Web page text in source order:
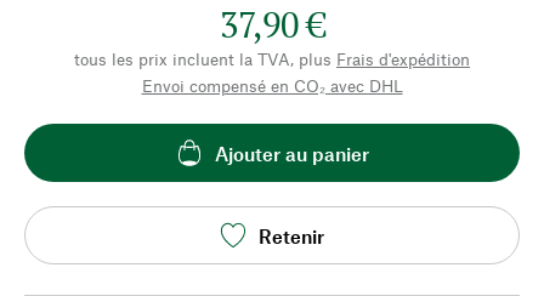
37,90 €
tous les prix incluent la TVA, plus Frais d'expédition
Envoi compensé en CO₂ avec DHL
Ajouter au panier
Retenir